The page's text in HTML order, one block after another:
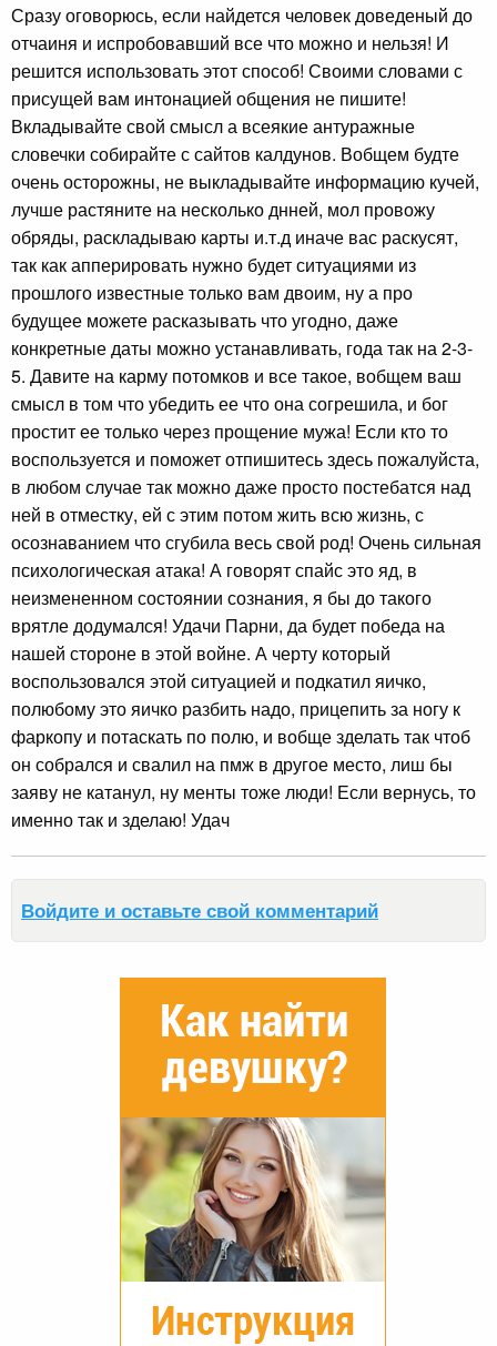
Сразу оговорюсь, если найдется человек доведеный до
отчаиня и испробовавший все что можно и нельзя! И
решится использовать этот способ! Своими словами с
присущей вам интонацией общения не пишите!
Вкладывайте свой смысл а всеякие антуражные
словечки собирайте с сайтов калдунов. Вобщем будте
очень осторожны, не выкладывайте информацию кучей,
лучше растяните на несколько днней, мол провожу
обряды, раскладываю карты и.т.д иначе вас раскусят,
так как апперировать нужно будет ситуациями из
прошлого известные только вам двоим, ну а про
будущее можете расказывать что угодно, даже
конкретные даты можно устанавливать, года так на 2-3-
5. Давите на карму потомков и все такое, вобщем ваш
смысл в том что убедить ее что она согрешила, и бог
простит ее только через прощение мужа! Если кто то
воспользуется и поможет отпишитесь здесь пожалуйста,
в любом случае так можно даже просто постебатся над
ней в отместку, ей с этим потом жить всю жизнь, с
осознаванием что сгубила весь свой род! Очень сильная
психологическая атака! А говорят спайс это яд, в
неизмененном состоянии сознания, я бы до такого
врятле додумался! Удачи Парни, да будет победа на
нашей стороне в этой войне. А черту который
воспользовался этой ситуацией и подкатил яичко,
полюбому это яичко разбить надо, прицепить за ногу к
фаркопу и потаскать по полю, и вобще зделать так чтоб
он собрался и свалил на пмж в другое место, лиш бы
заяву не катанул, ну менты тоже люди! Если вернусь, то
именно так и зделаю! Удач
Войдите и оставьте свой комментарий